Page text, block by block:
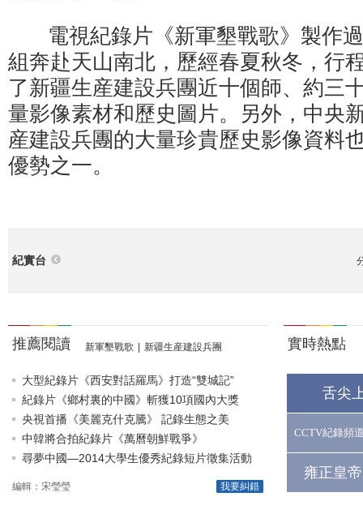
電視紀錄片《新軍墾戰歌》製作過
組奔赴天山南北，歷經春夏秋冬，行
了新疆生産建設兵團近十個師、約三
量影像素材和歷史圖片。另外，中央
産建設兵團的大量珍貴歷史影像資料
優勢之一。
紀實台
推薦閱讀 新軍墾戰歌 新疆生産建設兵團
大型紀錄片《西安對話羅馬》打造“雙城記”
紀錄片《鄉村裏的中國》斬獲10項國內大獎
央視首播《美麗克什克騰》 記錄生態之美
中韓將合拍紀錄片《萬曆朝鮮戰爭》
尋夢中國—2014大學生優秀紀錄短片徵集活動
我要糾錯
編輯：宋瑩瑩
實時熱點
舌尖
CCTV紀錄頻
雍正皇